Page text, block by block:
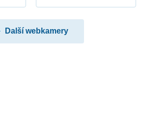
Další webkamery